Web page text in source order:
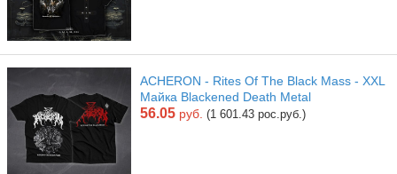
ACHERON - Rites Of The Black Mass - XXL
Майка Blackened Death Metal
56.05 руб. (1 601.43 рос.руб.)